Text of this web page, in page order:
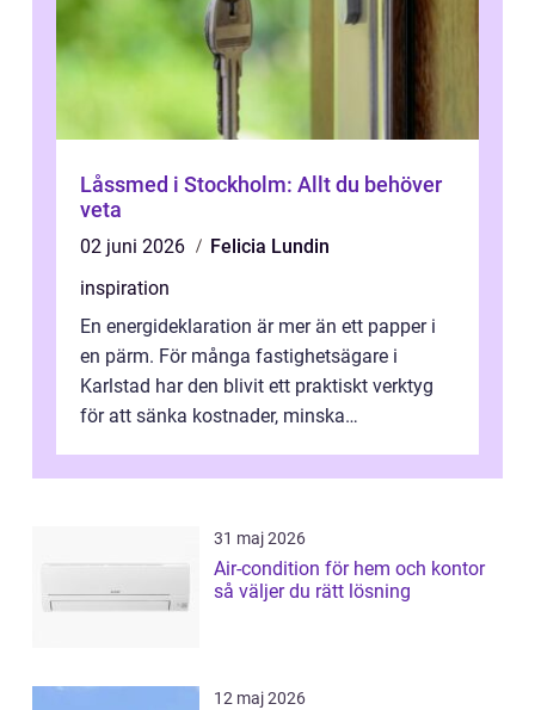
Låssmed i Stockholm: Allt du behöver
veta
02 juni 2026
Felicia Lundin
inspiration
En energideklaration är mer än ett papper i
en pärm. För många fastighetsägare i
Karlstad har den blivit ett praktiskt verktyg
för att sänka kostnader, minska
31 maj 2026
Air-condition för hem och kontor
så väljer du rätt lösning
12 maj 2026